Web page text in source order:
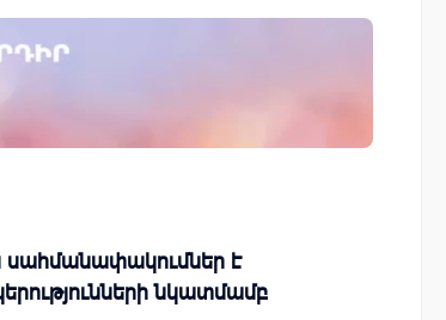
է
նկատմամբ
IDBank-ը ներկայացնում է նոր Mastercard